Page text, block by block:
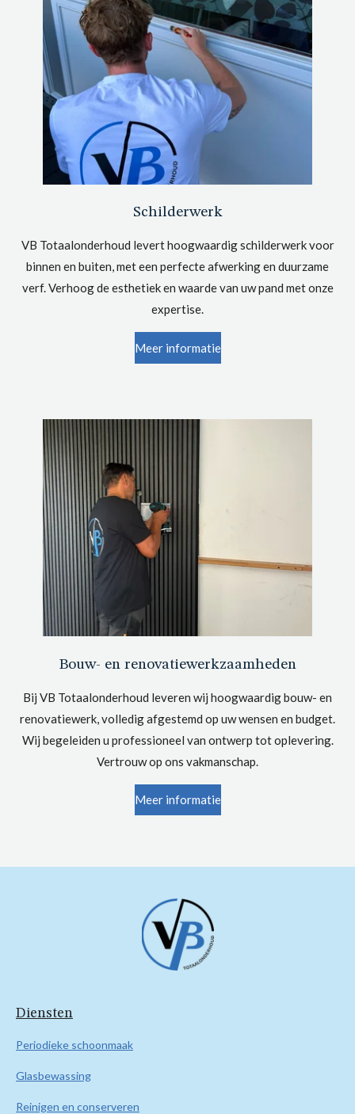
Schilderwerk
VB Totaalonderhoud levert hoogwaardig schilderwerk voor
binnen en buiten, met een perfecte afwerking en duurzame
verf. Verhoog de esthetiek en waarde van uw pand met onze
expertise.
Meer informatie
Bouw- en renovatiewerkzaamheden
Bij VB Totaalonderhoud leveren wij hoogwaardig bouw- en
renovatiewerk, volledig afgestemd op uw wensen en budget.
Wij begeleiden u professioneel van ontwerp tot oplevering.
Vertrouw op ons vakmanschap.
Meer informatie
Diensten
Periodieke schoonmaak
Glasbewassing
Reinigen en conserveren